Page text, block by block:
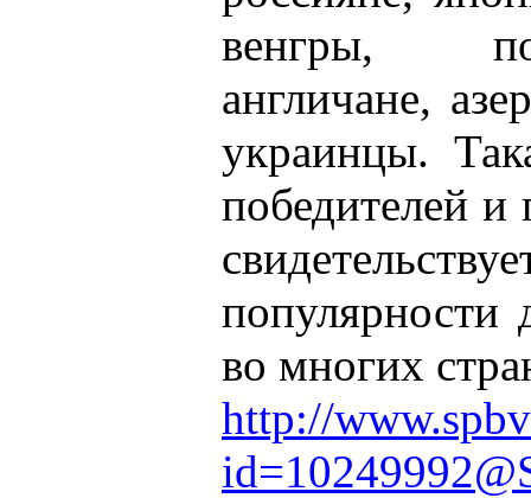
венгры,
англичане,
украинцы.
победителей и
популярности
во многих
http://